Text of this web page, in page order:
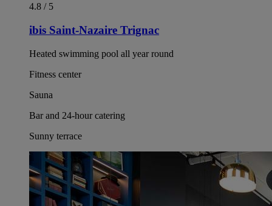
4.8 / 5
ibis Saint-Nazaire Trignac
Heated swimming pool all year round
Fitness center
Sauna
Bar and 24-hour catering
Sunny terrace